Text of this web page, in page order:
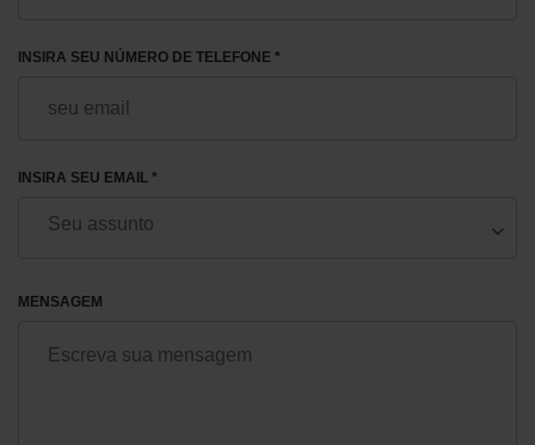
INSIRA SEU NÚMERO DE TELEFONE *
INSIRA SEU EMAIL *
MENSAGEM